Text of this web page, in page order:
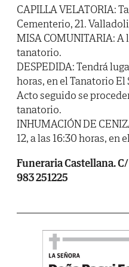
CAPILLA VELATORIA:
Cementerio, 21.
MISA COMUNITARIA:
tanatorio.
DESPEDIDA: Tendrá
horas, en el Tanatorio El
Acto seguido se
tanatorio.
INHUMACIÓN DE
12, a las 16:30 horas, en
Funeraria Castellana.
983 251225